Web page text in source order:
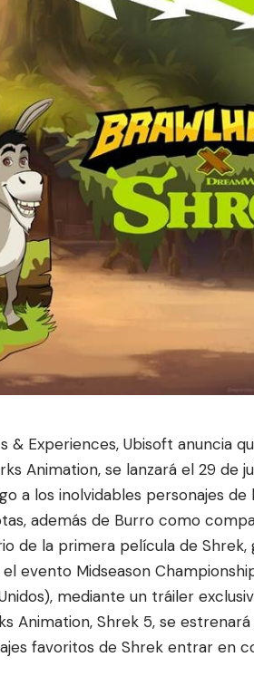
& Experiences, Ubisoft anuncia
Animation, se lanzará el 29 de
a los inolvidables personajes de
además de Burro como
de la primera película de Shrek,
evento Midseason
mediante un tráiler
Animation, Shrek 5, se estrenará
favoritos de Shrek entrar en